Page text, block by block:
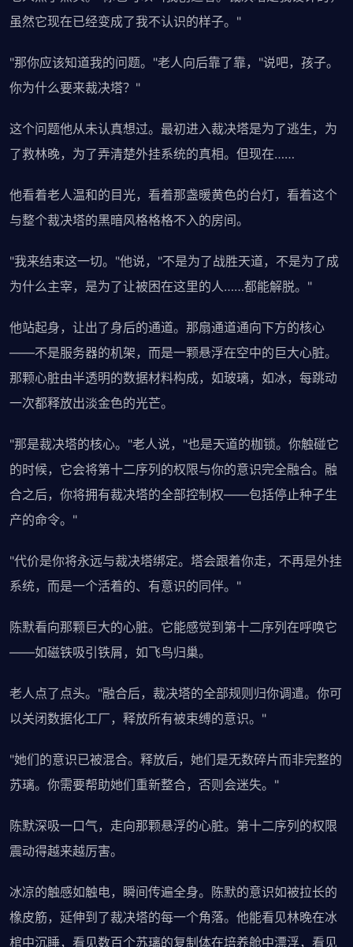
虽然它现在已经变成了我不认识的样子。"
"那你应该知道我的问题。"老人向后靠了靠，"说吧，孩子。
你为什么要来裁决塔？"
这个问题他从未认真想过。最初进入裁决塔是为了逃生，为
了救林晚，为了弄清楚外挂系统的真相。但现在……
他看着老人温和的目光，看着那盏暖黄色的台灯，看着这个
与整个裁决塔的黑暗风格格格不入的房间。
"我来结束这一切。"他说，"不是为了战胜天道，不是为了成
为什么主宰，是为了让被困在这里的人……都能解脱。"
他站起身，让出了身后的通道。那扇通道通向下方的核心
——不是服务器的机架，而是一颗悬浮在空中的巨大心脏。
那颗心脏由半透明的数据材料构成，如玻璃，如冰，每跳动
一次都释放出淡金色的光芒。
"那是裁决塔的核心。"老人说，"也是天道的枷锁。你触碰它
的时候，它会将第十二序列的权限与你的意识完全融合。融
合之后，你将拥有裁决塔的全部控制权——包括停止种子生
产的命令。"
"代价是你将永远与裁决塔绑定。塔会跟着你走，不再是外挂
系统，而是一个活着的、有意识的同伴。"
陈默看向那颗巨大的心脏。它能感觉到第十二序列在呼唤它
——如磁铁吸引铁屑，如飞鸟归巢。
老人点了点头。"融合后，裁决塔的全部规则归你调遣。你可
以关闭数据化工厂，释放所有被束缚的意识。"
"她们的意识已被混合。释放后，她们是无数碎片而非完整的
苏璃。你需要帮助她们重新整合，否则会迷失。"
陈默深吸一口气，走向那颗悬浮的心脏。第十二序列的权限
震动得越来越厉害。
冰凉的触感如触电，瞬间传遍全身。陈默的意识如被拉长的
橡皮筋，延伸到了裁决塔的每一个角落。他能看见林晚在冰
棺中沉睡，看见数百个苏璃的复制体在培养舱中漂浮，看见